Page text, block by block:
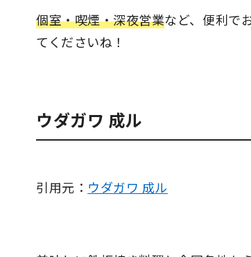
個室・喫煙・深夜営業など、便利で
てくださいね！
ウダガワ 成ル
引用元： ウダガワ 成ル